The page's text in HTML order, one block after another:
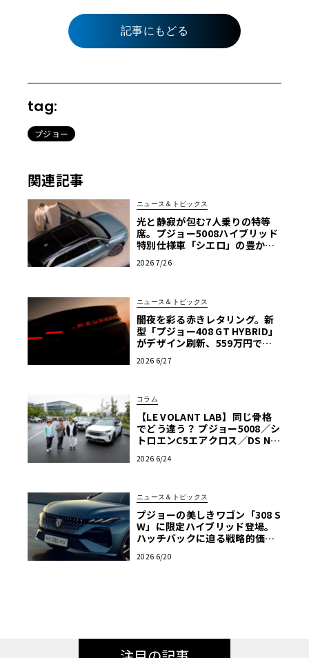
記事にもどる
tag:
プジョー
関連記事
ニュース＆トピックス
光と静寂が包む7人乗りの特等
席。プジョー5008ハイブリッド
特別仕様車「シエロ」の豊かな
2026 7/26
ニュース＆トピックス
闇夜を彩る赤きレタリング。新
型「プジョー408 GT HYBRID」
がデザイン刷新、559万円で発
2026 6/27
コラム
【LE VOLANT LAB】同じ骨格
でどう違う？ プジョー5008／シ
トロエンC5エアクロス／DS Nº4
2026 6/24
ニュース＆トピックス
プジョーの美しきワゴン「308 S
W」に限定ハイブリッド登場。
ハッチバックに迫る戦略的価格
2026 6/20